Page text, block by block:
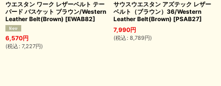
ウエスタン ワーク レザーベルト テー
パード バスケット ブラウン/Western
Leather Belt(Brown) [EWAB82]
6,570円
(税込 : 7,227円)
サウスウエスタン アズテック レザー
ベルト（ブラウン）36/Western
Leather Belt(Brown) [PSAB27]
7,990円
(税込 : 8,789円)